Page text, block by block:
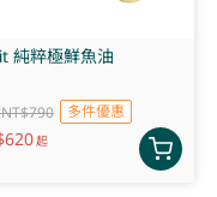
純粹極鮮魚油
多件優惠
620起